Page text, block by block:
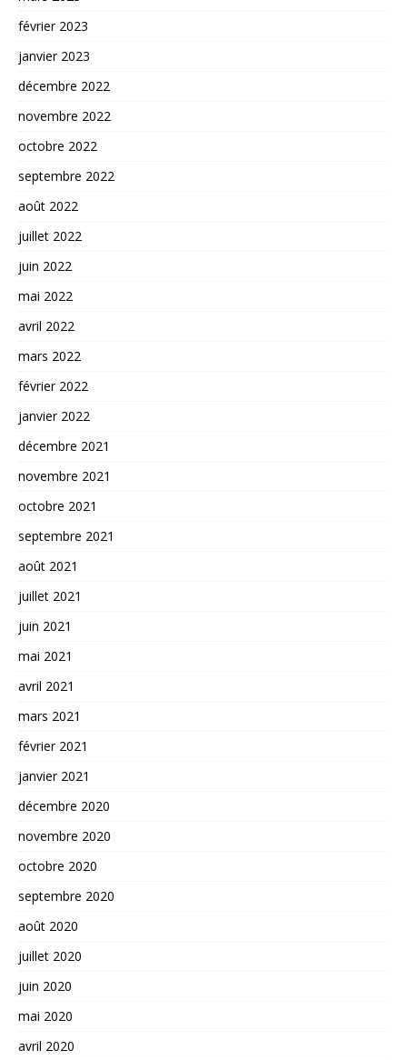
février 2023
janvier 2023
décembre 2022
novembre 2022
octobre 2022
septembre 2022
août 2022
juillet 2022
juin 2022
mai 2022
avril 2022
mars 2022
février 2022
janvier 2022
décembre 2021
novembre 2021
octobre 2021
septembre 2021
août 2021
juillet 2021
juin 2021
mai 2021
avril 2021
mars 2021
février 2021
janvier 2021
décembre 2020
novembre 2020
octobre 2020
septembre 2020
août 2020
juillet 2020
juin 2020
mai 2020
avril 2020